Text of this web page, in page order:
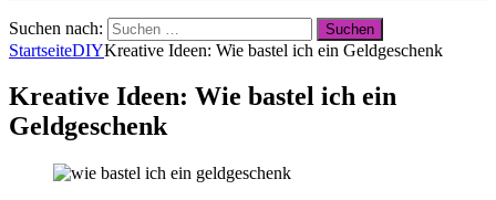
Suchen nach:
StartseiteDIYKreative Ideen: Wie bastel ich ein Geldgeschenk
Kreative Ideen: Wie bastel ich ein
Geldgeschenk